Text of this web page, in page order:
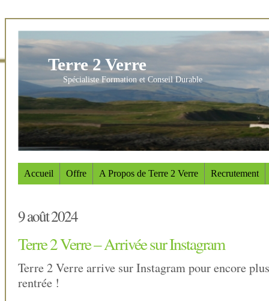
Terre 2 Verre
Spécialiste Formation et Conseil Durable
Accueil Offre A Propos de Terre 2 Verre Recrutement
9 août 2024
Terre 2 Verre – Arrivée sur Instagram
Terre 2 Verre arrive sur Instagram pour encore
rentrée !